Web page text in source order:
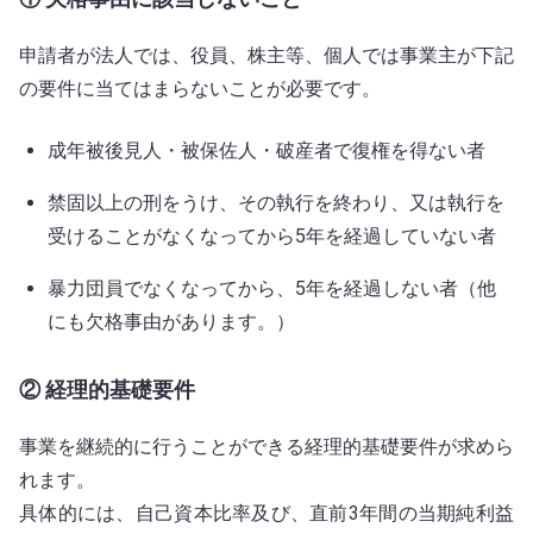
申請者が法人では、役員、株主等、個人では事業主が下記
の要件に当てはまらないことが必要です。
成年被後見人・被保佐人・破産者で復権を得ない者
禁固以上の刑をうけ、その執行を終わり、又は執行を
受けることがなくなってから5年を経過していない者
暴力団員でなくなってから、5年を経過しない者（他
にも欠格事由があります。）
② 経理的基礎要件
事業を継続的に行うことができる経理的基礎要件が求めら
れます。
具体的には、自己資本比率及び、直前3年間の当期純利益